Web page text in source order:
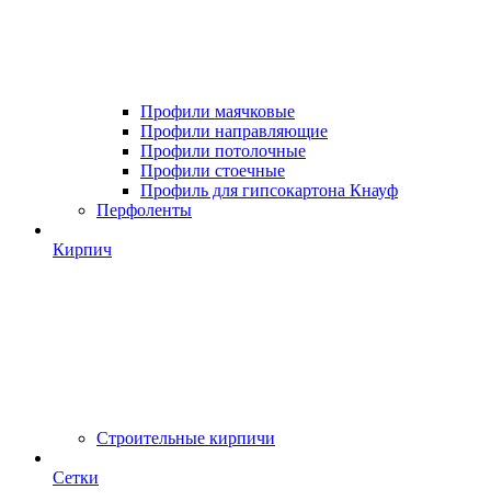
Профили маячковые
Профили направляющие
Профили потолочные
Профили стоечные
Профиль для гипсокартона Кнауф
Перфоленты
Кирпич
Строительные кирпичи
Сетки